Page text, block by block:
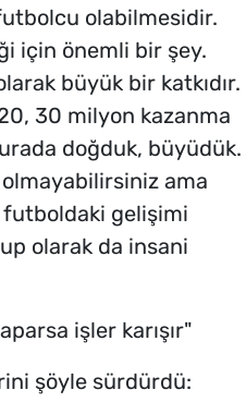
olabilmesidir.
için önemli bir şey.
büyük bir katkıdır.
30 milyon kazanma
doğduk, büyüdük.
ama
futboldaki gelişimi
olarak da insani
işler karışır"
şöyle sürdürdü: